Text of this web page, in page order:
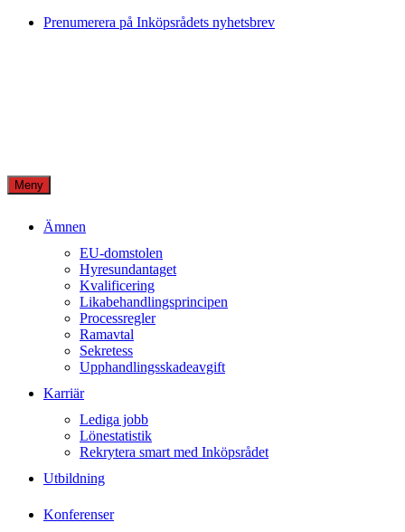
Skip
Prenumerera på Inköpsrådets nyhetsbrev
Meny
Ämnen
EU-domstolen
Hyresundantaget
Kvalificering
Likabehandlingsprincipen
Processregler
Ramavtal
Sekretess
Upphandlingsskadeavgift
Karriär
Lediga jobb
Lönestatistik
Rekrytera smart med Inköpsrådet
Utbildning
Konferenser